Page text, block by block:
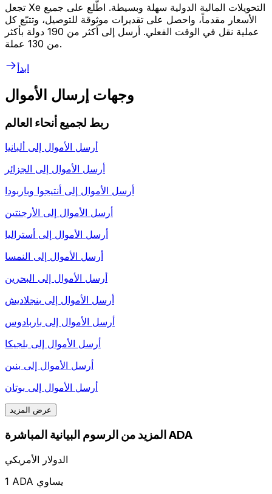
تجعل Xe التحويلات المالية الدولية سهلة وبسيطة. اطّلع على جميع
الأسعار مقدماً، واحصل على تقديرات موثوقة للتوصيل، وتتبّع كل
عملية نقل في الوقت الفعلي. أرسل إلى أكثر من 190 دولة بأكثر
من 130 عملة.
ابدأ
وجهات إرسال الأموال
ربط لجميع أنحاء العالم
أرسل الأموال إلى ألبانيا
أرسل الأموال إلى الجزائر
أرسل الأموال إلى أنتيجوا وباربودا
أرسل الأموال إلى الأرجنتين
أرسل الأموال إلى أستراليا
أرسل الأموال إلى النمسا
أرسل الأموال إلى البحرين
أرسل الأموال إلى بنجلاديش
أرسل الأموال إلى باربادوس
أرسل الأموال إلى بلجيكا
أرسل الأموال إلى بنين
أرسل الأموال إلى بوتان
عرض المزيد
المزيد من الرسوم البيانية المباشرة ADA
الدولار الأمريكي
1 ADA يساوي